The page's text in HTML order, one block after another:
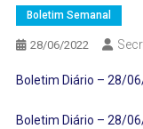
Boletim Semanal
28/06/2022
Boletim Diário – 28/
Boletim Diário – 28/